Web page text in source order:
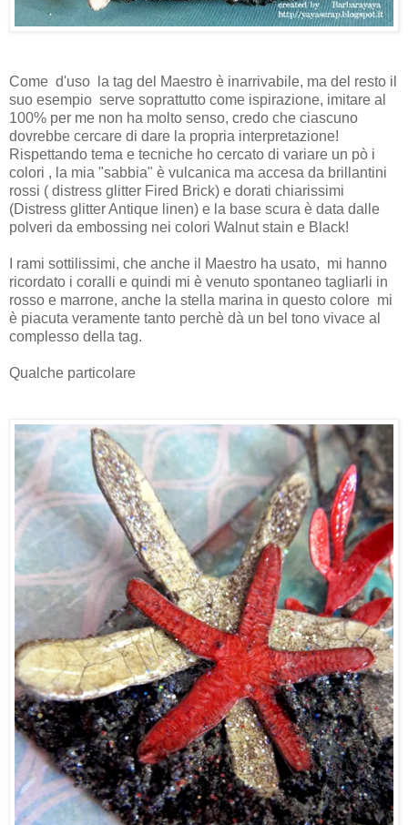
Come d'uso la tag del Maestro è inarrivabile, ma del resto il
suo esempio serve soprattutto come ispirazione, imitare al
100% per me non ha molto senso, credo che ciascuno
dovrebbe cercare di dare la propria interpretazione!
Rispettando tema e tecniche ho cercato di variare un pò i
colori , la mia "sabbia" è vulcanica ma accesa da brillantini
rossi ( distress glitter Fired Brick) e dorati chiarissimi
(Distress glitter Antique linen) e la base scura è data dalle
polveri da embossing nei colori Walnut stain e Black!
I rami sottilissimi, che anche il Maestro ha usato, mi hanno
ricordato i coralli e quindi mi è venuto spontaneo tagliarli in
rosso e marrone, anche la stella marina in questo colore mi
è piacuta veramente tanto perchè dà un bel tono vivace al
complesso della tag.
Qualche particolare